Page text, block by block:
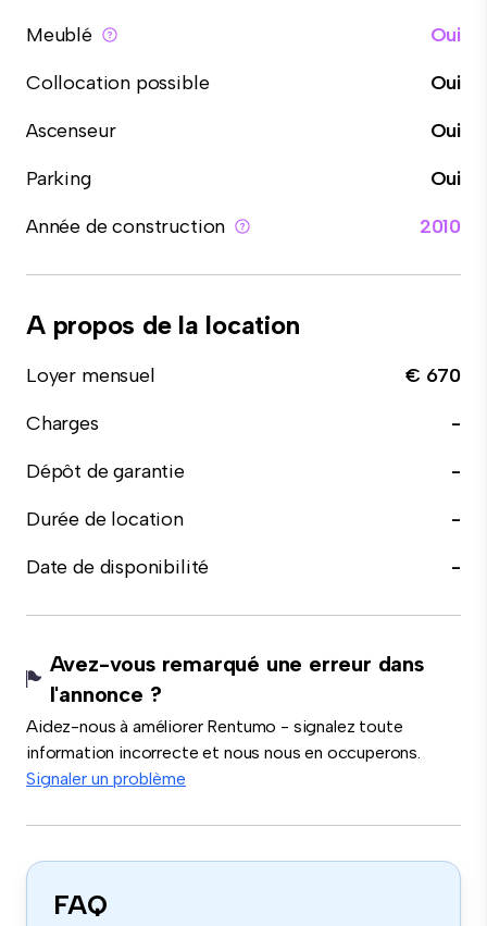
Meublé
Oui
Collocation possible
Oui
Ascenseur
Oui
Parking
Oui
Année de construction
2010
A propos de la location
Loyer mensuel
€ 670
Charges
-
Dépôt de garantie
-
Durée de location
-
Date de disponibilité
-
Avez-vous remarqué une erreur dans
l'annonce ?
Aidez-nous à améliorer Rentumo - signalez toute
information incorrecte et nous nous en occuperons.
Signaler un problème
FAQ